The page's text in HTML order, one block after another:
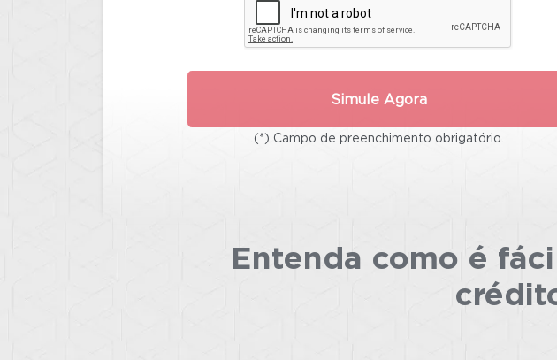
Simule Agora
(*) Campo de preenchimento obrigatório.
Entenda como é